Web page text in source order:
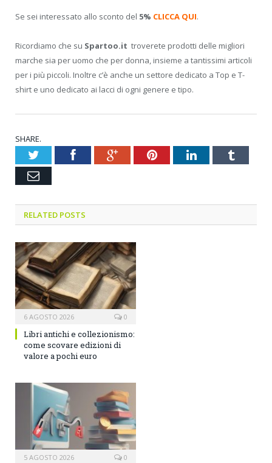
Se sei interessato allo sconto del 5% CLICCA QUI.
Ricordiamo che su Spartoo.it troverete prodotti delle migliori
marche sia per uomo che per donna, insieme a tantissimi articoli
per i più piccoli. Inoltre c’è anche un settore dedicato a Top e T-
shirt e uno dedicato ai lacci di ogni genere e tipo.
SHARE.
TwitterFacebookGoogle+PinterestLinkedInTumblr
Email
RELATED POSTS
6 AGOSTO 2026 0
Libri antichi e collezionismo:
come scovare edizioni di
valore a pochi euro
5 AGOSTO 2026 0